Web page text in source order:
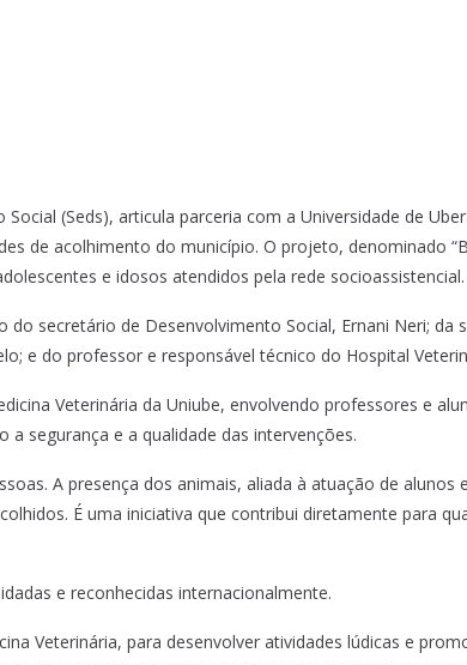
(Seds), articula parceria com a Universidade de
de acolhimento do município. O projeto, denominado
e idosos atendidos pela rede socioassistencial.
secretário de Desenvolvimento Social, Ernani Neri; da
e do professor e responsável técnico do Hospital
Veterinária da Uniube, envolvendo professores e
segurança e a qualidade das intervenções.
A presença dos animais, aliada à atuação de
É uma iniciativa que contribui diretamente para
e reconhecidas internacionalmente.
Veterinária, para desenvolver atividades lúdicas e